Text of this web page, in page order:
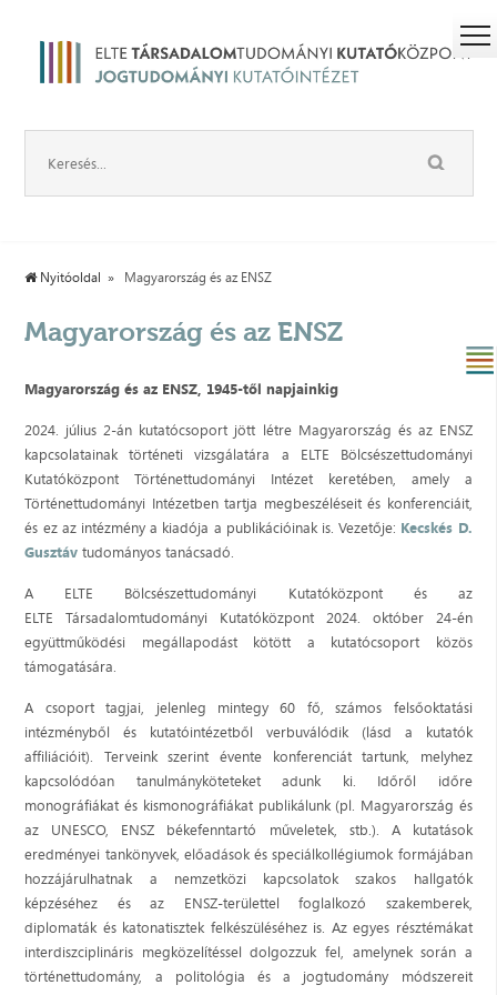
Nyitóoldal Magyarország és az ENSZ
Magyarország és az ENSZ
Magyarország és az ENSZ, 1945-től napjainkig
2024. július 2-án kutatócsoport jött létre Magyarország és az ENSZ
kapcsolatainak történeti vizsgálatára a ELTE Bölcsészettudományi
Kutatóközpont Történettudományi Intézet keretében, amely a
Történettudományi Intézetben tartja megbeszéléseit és konferenciáit,
és ez az intézmény a kiadója a publikációinak is. Vezetője: Kecskés D.
Gusztáv tudományos tanácsadó.
A ELTE Bölcsészettudományi Kutatóközpont és az
ELTE Társadalomtudományi Kutatóközpont 2024. október 24-én
együttműködési megállapodást kötött a kutatócsoport közös
támogatására.
A csoport tagjai, jelenleg mintegy 60 fő, számos felsőoktatási
intézményből és kutatóintézetből verbuválódik (lásd a kutatók
affiliációit). Terveink szerint évente konferenciát tartunk, melyhez
kapcsolódóan tanulmányköteteket adunk ki. Időről időre
monográfiákat és kismonográfiákat publikálunk (pl. Magyarország és
az UNESCO, ENSZ békefenntartó műveletek, stb.). A kutatások
eredményei tankönyvek, előadások és speciálkollégiumok formájában
hozzájárulhatnak a nemzetközi kapcsolatok szakos hallgatók
képzéséhez és az ENSZ-területtel foglalkozó szakemberek,
diplomaták és katonatisztek felkészüléséhez is. Az egyes résztémákat
interdiszciplináris megközelítéssel dolgozzuk fel, amelynek során a
történettudomány, a politológia és a jogtudomány módszereit